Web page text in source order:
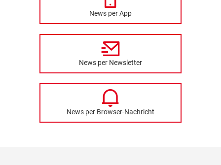
News per App
News per Newsletter
News per Browser-Nachricht